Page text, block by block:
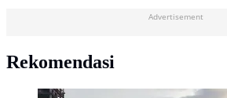
Advertisement
Rekomendasi